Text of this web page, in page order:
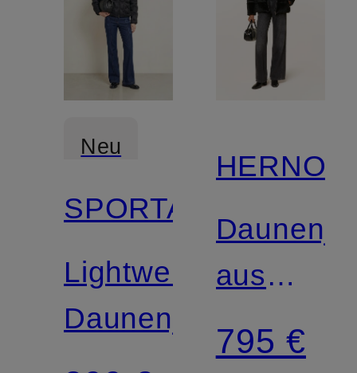
Neu
SPORTALM
Lightweight-
Daunenjacke
HERNO
aus
Samt
795 €